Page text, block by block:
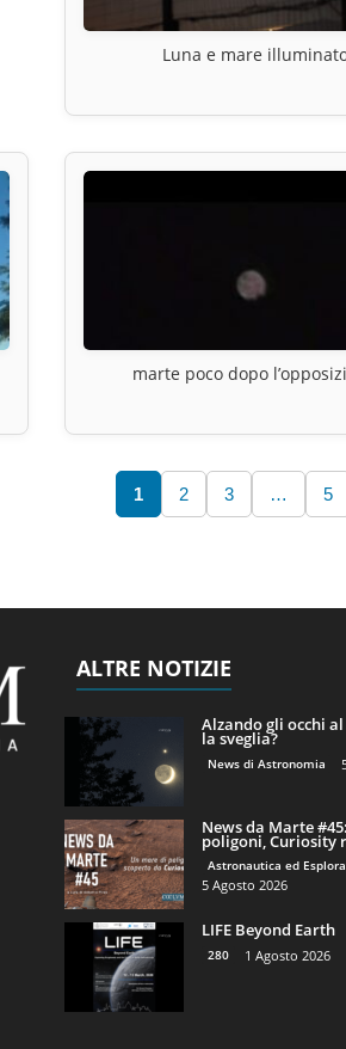
Luna e mare
marte poco dopo
1 2 3 … 5
ALTRE NOTIZIE
Alzando gli occhi al
la sveglia?
News di Astronomia
News da Marte
poligoni, Curiosity
Astronautica ed
5 Agosto 2026
LIFE Beyond Earth
280 1 Agosto 2026